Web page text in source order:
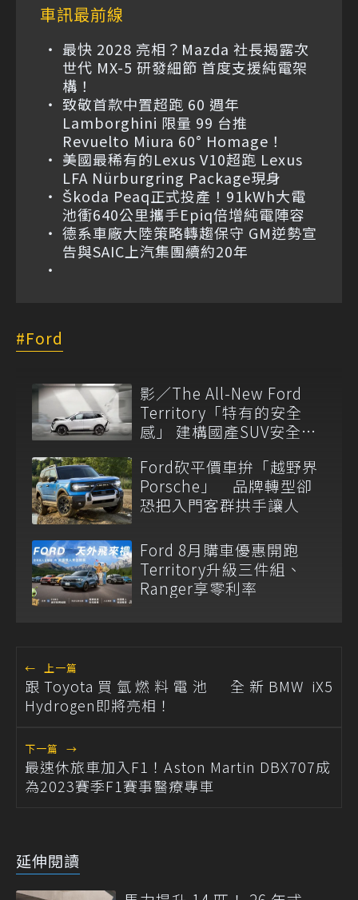
車訊最前線
最快 2028 亮相？Mazda 社長揭露次
世代 MX-5 研發細節 首度支援純電架
構！
致敬首款中置超跑 60 週年
Lamborghini 限量 99 台推
Revuelto Miura 60° Homage！
美國最稀有的Lexus V10超跑 Lexus
LFA Nürburgring Package現身
Škoda Peaq正式投產！91kWh大電
池衝640公里攜手Epiq倍增純電陣容
德系車廠大陸策略轉趨保守 GM逆勢宣
告與SAIC上汽集團續約20年
Ford
影／The All-New Ford
Territory「特有的安全
感」 建構國產SUV安全新
Ford砍平價車拚「越野界
Porsche」 品牌轉型卻
恐把入門客群拱手讓人
Ford 8月購車優惠開跑
Territory升級三件組、
Ranger享零利率
← 上一篇
跟Toyota買氫燃料電池 全新BMW iX5
Hydrogen即將亮相！
下一篇 →
最速休旅車加入F1！Aston Martin DBX707成
為2023賽季F1賽事醫療專車
延伸閱讀